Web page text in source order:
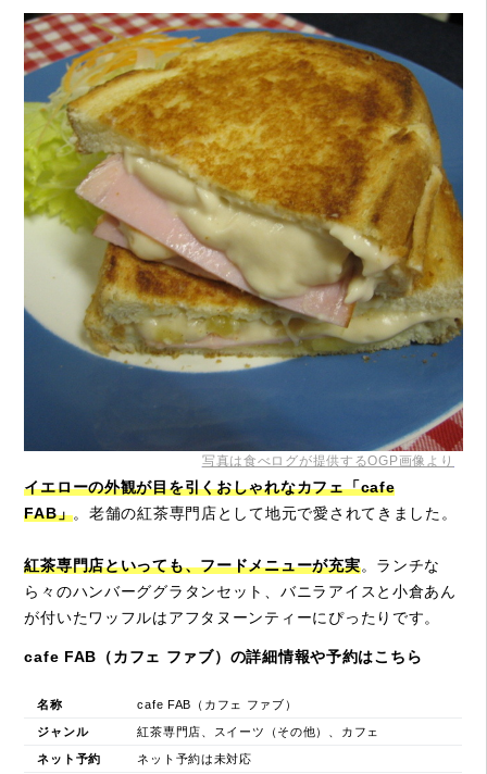
写真は食べログが提供するOGP画像より
イエローの外観が目を引くおしゃれなカフェ「cafe
FAB」。老舗の紅茶専門店として地元で愛されてきました。
紅茶専門店といっても、フードメニューが充実。ランチな
ら々のハンバーググラタンセット、バニラアイスと小倉あん
が付いたワッフルはアフタヌーンティーにぴったりです。
cafe FAB（カフェ ファブ）の詳細情報や予約はこちら
名称 cafe FAB（カフェ ファブ）
ジャンル 紅茶専門店、スイーツ（その他）、カフェ
ネット予約 ネット予約は未対応